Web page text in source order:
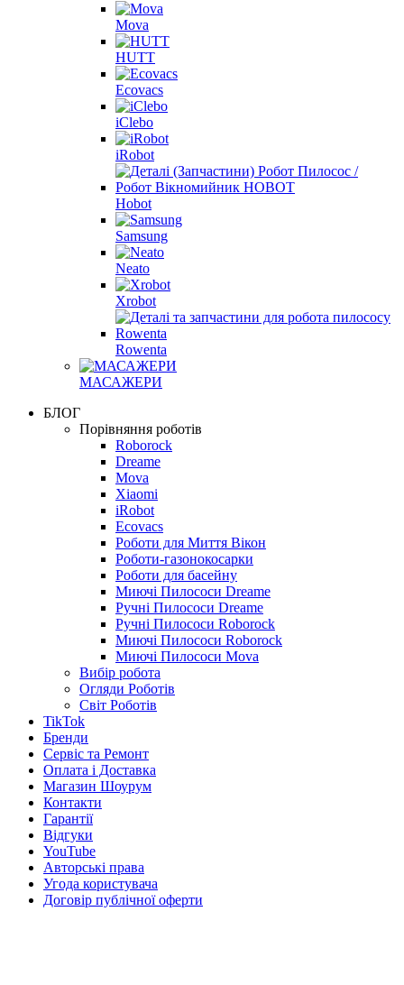
Mova
HUTT
Ecovacs
iClebo
iRobot
Hobot
Samsung
Neato
Xrobot
Rowenta
МАСАЖЕРИ
БЛОГ
Порівняння роботів
Roborock
Dreame
Mova
Xiaomi
iRobot
Ecovacs
Роботи для Миття Вікон
Роботи-газонокосарки
Роботи для басейну
Миючі Пилососи Dreame
Ручні Пилососи Dreame
Ручні Пилососи Roborock
Миючі Пилососи Roborock
Миючі Пилососи Mova
Вибір робота
Огляди Роботів
Світ Роботів
TikTok
Бренди
Сервіс та Ремонт
Оплата і Доставка
Магазин Шоурум
Контакти
Гарантії
Відгуки
YouTube
Авторські права
Угода користувача
Договір публічної оферти